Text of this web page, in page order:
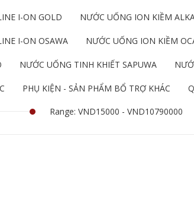
I-ON GOLD NƯỚC UỐNG ION KIỀM
I-ON OSAWA NƯỚC UỐNG ION KIỀM
NƯỚC UỐNG TINH KHIẾT SAPUWA
PHỤ KIỆN - SẢN PHẨM BỔ TRỢ KHÁC
Range: VND15000 - VND10790000